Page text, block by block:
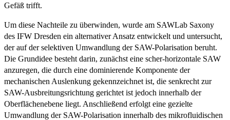
Gefäß trifft.
Um diese Nachteile zu überwinden, wurde am SAWLab Saxony
des IFW Dresden ein alternativer Ansatz entwickelt und untersucht,
der auf der selektiven Umwandlung der SAW-Polarisation beruht.
Die Grundidee besteht darin, zunächst eine scher-horizontale SAW
anzuregen, die durch eine dominierende Komponente der
mechanischen Auslenkung gekennzeichnet ist, die senkrecht zur
SAW-Ausbreitungsrichtung gerichtet ist jedoch innerhalb der
Oberflächenebene liegt. Anschließend erfolgt eine gezielte
Umwandlung der SAW-Polarisation innerhalb des mikrofluidischen